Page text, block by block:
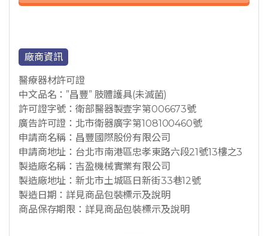
廠商資訊
醫療器材許可證
中文品名：”昌豐” 肢體護具(未滅菌)
許可證字號：衛部醫器製壹字第006673號
廣告許可證：北市衛器廣字第108100460號
申請商名稱：昌豐國際股份有限公司
申請商地址：台北市南港區忠孝東路六段21號13樓之3
製造廠名稱：吉盈機械實業有限公司
製造廠地址：新北市土城區日新街33巷12號
製造日期：詳見商品包裝標示及說明
商品保存期限：詳見商品包裝標示及說明